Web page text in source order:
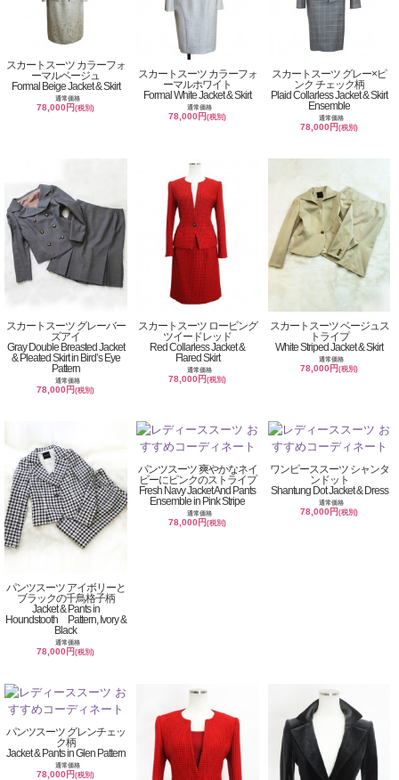
スカートスーツ カラーフォ
ーマルベージュ
Formal Beige Jacket & Skirt
通常価格
78,000円(税別)
スカートスーツ カラーフォ
ーマルホワイト
Formal White Jacket & Skirt
通常価格
78,000円(税別)
スカートスーツ グレー×ピ
ンク チェック柄
Plaid Collarless Jacket & Skirt
Ensemble
通常価格
78,000円(税別)
スカートスーツ グレーバー
ズアイ
Gray Double Breasted Jacket
& Pleated Skirt in Bird’s Eye
Pattern
通常価格
78,000円(税別)
スカートスーツ ロービング
ツイードレッド
Red Collarless Jacket &
Flared Skirt
通常価格
78,000円(税別)
スカートスーツ ベージュス
トライプ
White Striped Jacket & Skirt
通常価格
78,000円(税別)
パンツスーツ アイボリーと
ブラックの千鳥格子柄
Jacket & Pants in
Houndstooth Pattern, Ivory &
Black
通常価格
78,000円(税別)
パンツスーツ 爽やかなネイ
ビーにピンクのストライプ
Fresh Navy Jacket And Pants
Ensemble in Pink Stripe
通常価格
78,000円(税別)
ワンピーススーツ シャンタ
ンドット
Shantung Dot Jacket & Dress
通常価格
78,000円(税別)
パンツスーツ グレンチェッ
ク柄
Jacket & Pants in Glen Pattern
通常価格
78,000円(税別)